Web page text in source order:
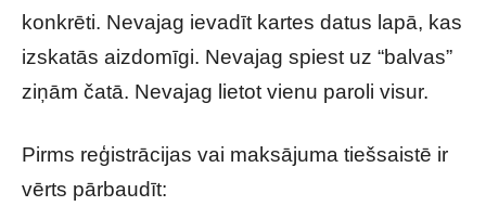
konkrēti. Nevajag ievadīt kartes datus lapā, kas
izskatās aizdomīgi. Nevajag spiest uz “balvas”
ziņām čatā. Nevajag lietot vienu paroli visur.
Pirms reģistrācijas vai maksājuma tiešsaistē ir
vērts pārbaudīt: